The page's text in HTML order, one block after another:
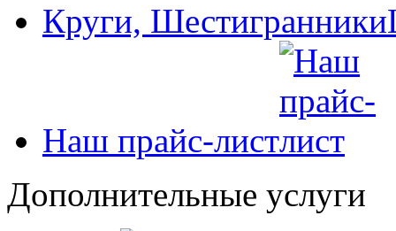
Круги, Шестигранники
Наш прайс-лист
Дополнительные услуги